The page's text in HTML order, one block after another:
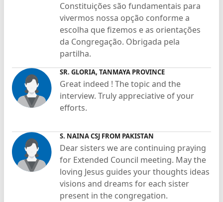
Constituições são fundamentais para
vivermos nossa opção conforme a
escolha que fizemos e as orientações
da Congregação. Obrigada pela
partilha.
SR. GLORIA, TANMAYA PROVINCE
Great indeed ! The topic and the
interview. Truly appreciative of your
efforts.
S. NAINA CSJ FROM PAKISTAN
Dear sisters we are continuing praying
for Extended Council meeting. May the
loving Jesus guides your thoughts ideas
visions and dreams for each sister
present in the congregation.